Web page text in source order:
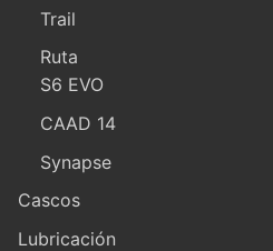
Trail
Ruta
S6 EVO
CAAD 14
Synapse
Cascos
Lubricación